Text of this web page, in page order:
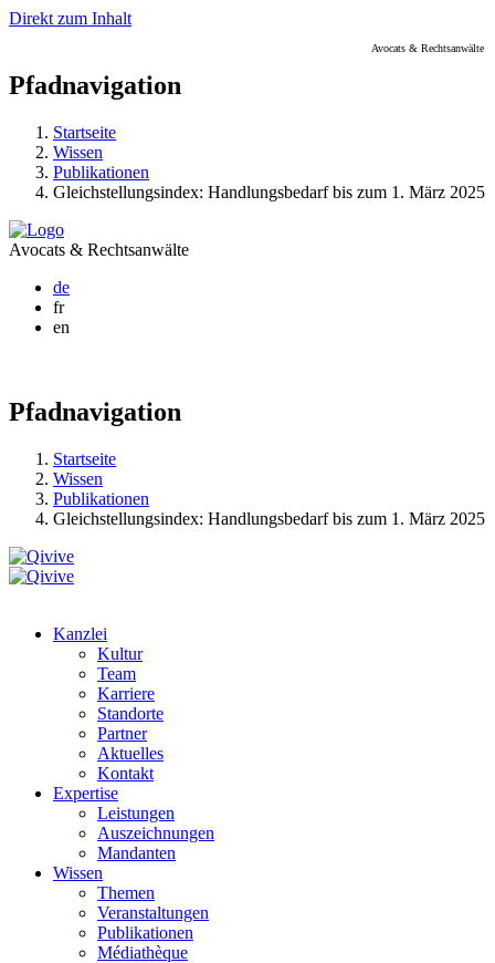
Direkt zum Inhalt
Avocats & Rechtsanwälte
Pfadnavigation
Startseite
Wissen
Publikationen
Gleichstellungsindex: Handlungsbedarf bis zum 1. März 2025
Avocats & Rechtsanwälte
de
fr
en
Pfadnavigation
Startseite
Wissen
Publikationen
Gleichstellungsindex: Handlungsbedarf bis zum 1. März 2025
Kanzlei
Kultur
Team
Karriere
Standorte
Partner
Aktuelles
Kontakt
Expertise
Leistungen
Auszeichnungen
Mandanten
Wissen
Themen
Veranstaltungen
Publikationen
Médiathèque